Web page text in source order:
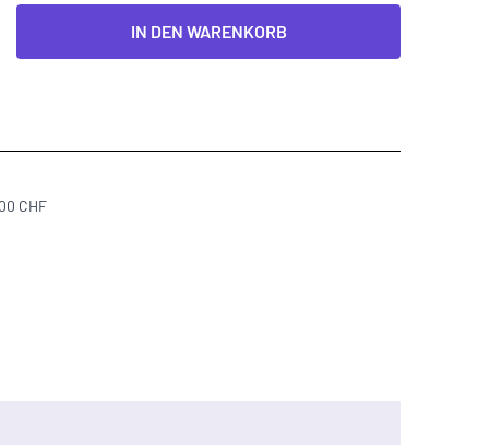
IN DEN WARENKORB
CHF